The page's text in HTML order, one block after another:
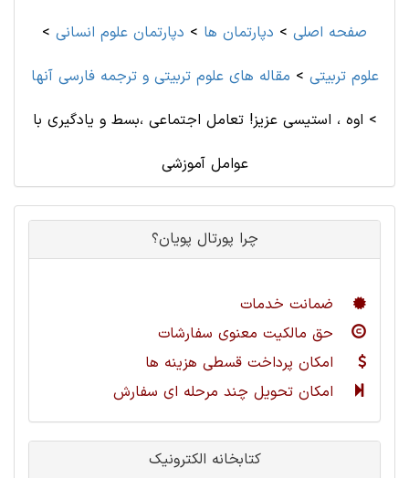
صفحه اصلی > دپارتمان ها > دپارتمان علوم انسانی >
علوم تربيتی > مقاله های علوم تربيتی و ترجمه فارسی آنها
> اوه ، استیسی عزیز! تعامل اجتماعی ،بسط و یادگیری با
عوامل آموزشی
چرا پورتال پویان؟
ضمانت خدمات
حق مالکیت معنوی سفارشات
امکان پرداخت قسطی هزینه ها
امکان تحویل چند مرحله ای سفارش
کتابخانه الکترونیک